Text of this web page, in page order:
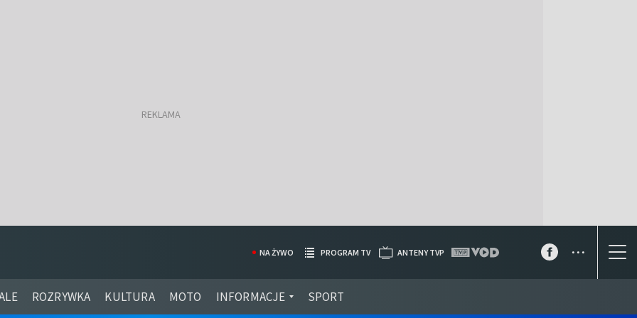
ROZRYWKA KULTURA MOTO INFORMACJE SPORT
NA ŻYWO PROGRAM TV ANTENY TVP ...